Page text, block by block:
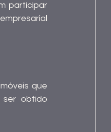
participar
que
ser obtido